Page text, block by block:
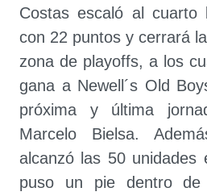
Costas escaló al cuarto
con 22 puntos y cerrará
zona de playoffs, a los
gana a Newell´s Old
próxima y última
Marcelo Bielsa.
alcanzó las 50 unidades
puso un pie dentro de